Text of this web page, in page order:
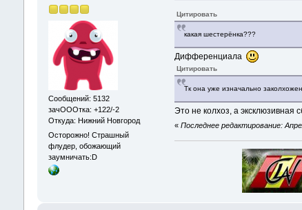
Сообщений: 5132
зачОООтка: +122/-2
Откуда: Нижний Новгород
Осторожно! Страшный
флудер, обожающий
заумничать:D
Цитировать
какая шестерёнка???
Дифференциала
Цитировать
Тк она уже изначально
Это не колхоз, а эксклюзивная
«Последнее редактирование: